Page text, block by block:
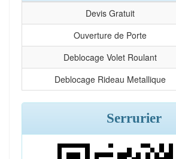
Devis Gratuit
Ouverture de Porte
Deblocage Volet Roulant
Deblocage Rideau Metallique
Serrurier